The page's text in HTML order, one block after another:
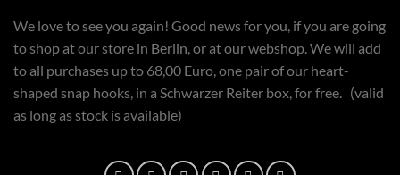
We love to see you again! Good news for you, if you are going
to shop at our store in Berlin, or at our webshop. We will add
to all purchases up to 68,00 Euro, one pair of our heart-
shaped snap hooks, in a Schwarzer Reiter box, for free. (valid
as long as stock is available)